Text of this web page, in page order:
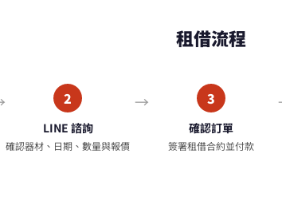
租借流程
2
LINE 諮詢
確認器材、日期、數量與報價
3
確認訂單
簽署租借合約並付款